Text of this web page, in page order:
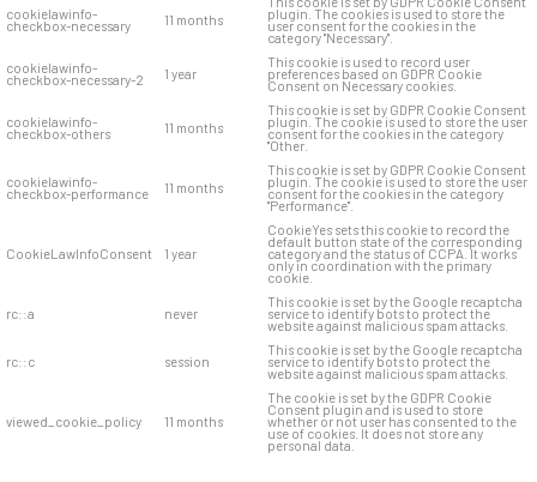
cookielawinfo-
checkbox-necessary 11 months plugin. The cookies is used to store the
user consent for the cookies in the
category "Necessary".
cookielawinfo-
checkbox-necessary-2 1 year
This cookie is used to record user
preferences based on GDPR Cookie
Consent on Necessary cookies.
cookielawinfo-
checkbox-others 11 months
This cookie is set by GDPR Cookie Consent
plugin. The cookie is used to store the user
consent for the cookies in the category
"Other.
cookielawinfo-
checkbox-performance 11 months
This cookie is set by GDPR Cookie Consent
plugin. The cookie is used to store the user
consent for the cookies in the category
"Performance".
CookieLawInfoConsent 1 year
CookieYes sets this cookie to record the
default button state of the corresponding
category and the status of CCPA. It works
only in coordination with the primary
cookie.
rc::a never
This cookie is set by the Google recaptcha
service to identify bots to protect the
website against malicious spam attacks.
rc::c session
This cookie is set by the Google recaptcha
service to identify bots to protect the
website against malicious spam attacks.
viewed_cookie_policy 11 months
The cookie is set by the GDPR Cookie
Consent plugin and is used to store
whether or not user has consented to the
use of cookies. It does not store any
personal data.